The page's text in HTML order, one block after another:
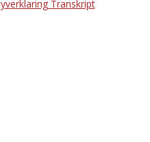
Transkript